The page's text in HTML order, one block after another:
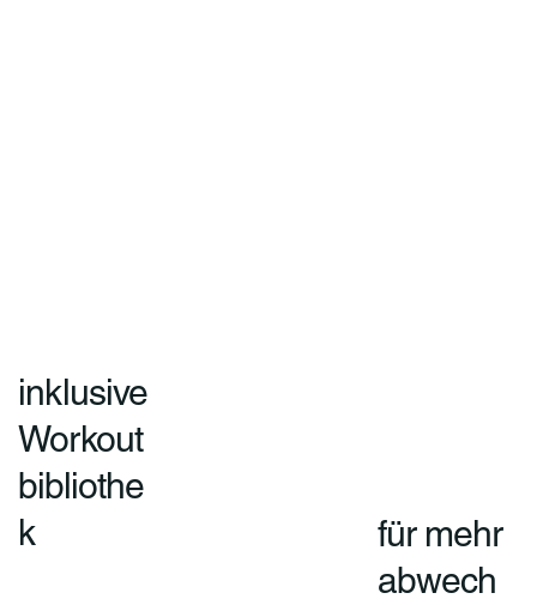
inklusive
Workout
bibliothe
k
für mehr
abwech